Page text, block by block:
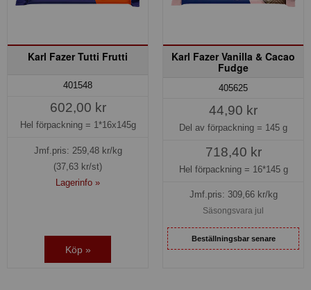
Karl Fazer Tutti Frutti
401548
602,00 kr
Hel förpackning = 1*16x145g
Jmf.pris: 259,48kr/kg
(37,63 kr/st)
Lagerinfo »
Köp »
Karl Fazer Vanilla & Cacao
Fudge
405625
44,90 kr
Del av förpackning = 145 g
718,40 kr
Hel förpackning = 16*145 g
Jmf.pris: 309,66kr/kg
Säsongsvara jul
Beställningsbar senare